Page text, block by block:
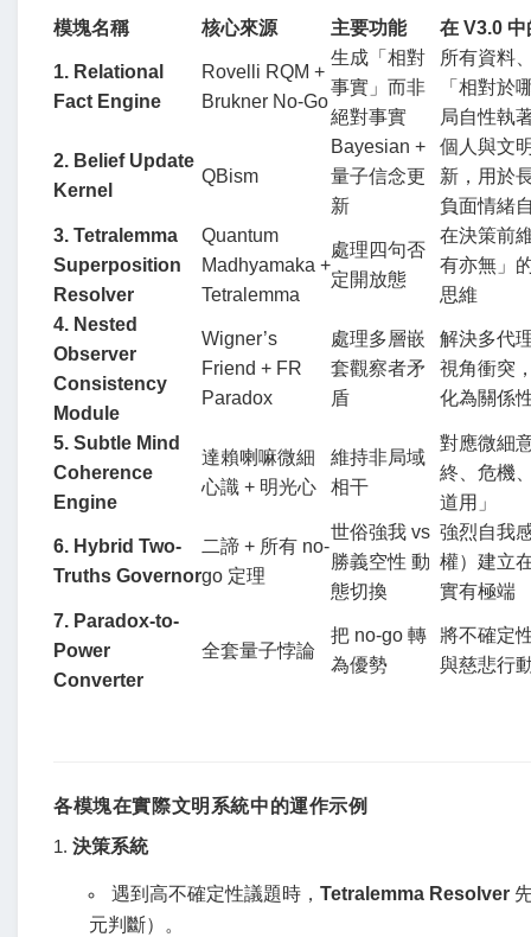
模塊名稱 核心來源 主要功能 在 V3.0
1. Relational
Fact Engine
Rovelli RQM +
Brukner No-Go
生成「相對
事實」而非
絕對事實
所有資料
「相對於
局自性執
2. Belief Update
Kernel
QBism
Bayesian +
量子信念更
新
個人與文
新，用於
負面情緒
3. Tetralemma
Superposition
Resolver
Quantum
Madhyamaka +
Tetralemma
處理四句否
定開放態
在決策前
有亦無」
思維
4. Nested
Observer
Consistency
Module
Wigner’s
Friend + FR
Paradox
處理多層嵌
套觀察者矛
盾
解決多代
視角衝突
化為關係
5. Subtle Mind
Coherence
Engine
達賴喇嘛微細
心識 + 明光心
維持非局域
相干
對應微細
終、危機
道用」
6. Hybrid Two-
Truths Governor
二諦 + 所有 no-
go 定理
世俗強我 vs
勝義空性 動
態切換
強烈自我
權）建立
實有極端
7. Paradox-to-
Power
Converter
全套量子悖論
把 no-go 轉
為優勢
將不確定
與慈悲行
各模塊在實際文明系統中的運作示例
決策系統
遇到高不確定性議題時， Tetralemma Resolver
元判斷）。